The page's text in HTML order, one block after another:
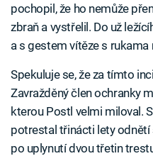
pochopil, že ho nemůže
zbraň a vystřelil. Do už
a s gestem vítěze s rukama
Spekuluje se, že za tímto
Zavražděný člen ochranky
kterou Postl velmi miloval.
potrestal třinácti lety odnětí
po uplynutí dvou třetin